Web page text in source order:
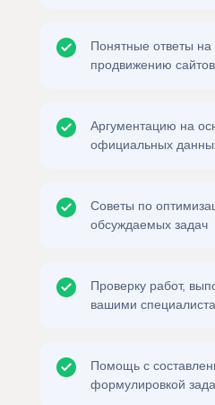
Понятные ответы
продвижению
Аргументацию на
официальных
Советы по
обсуждаемых задач
Проверку работ,
вашими
Помощь с
формулировкой